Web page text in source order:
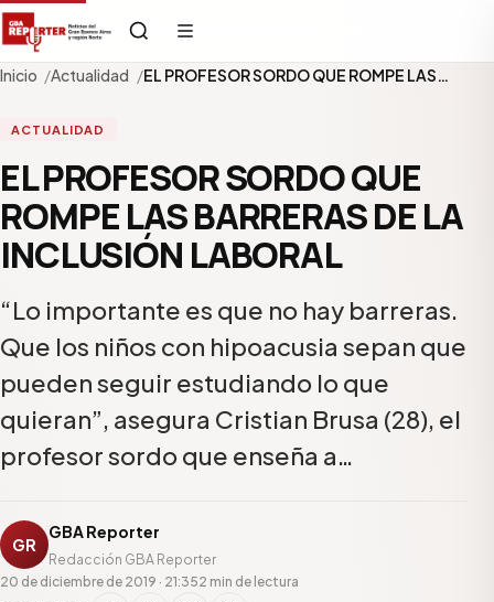
Inicio Actualidad EL PROFESOR SORDO QUE ROMPE LAS…
ACTUALIDAD
EL PROFESOR SORDO QUE
ROMPE LAS BARRERAS DE LA
INCLUSIÓN LABORAL
“Lo importante es que no hay barreras.
Que los niños con hipoacusia sepan que
pueden seguir estudiando lo que
quieran”, asegura Cristian Brusa (28), el
profesor sordo que enseña a…
GR
GBA Reporter
Redacción GBA Reporter
20 de diciembre de 2019 · 21:352 min de lectura